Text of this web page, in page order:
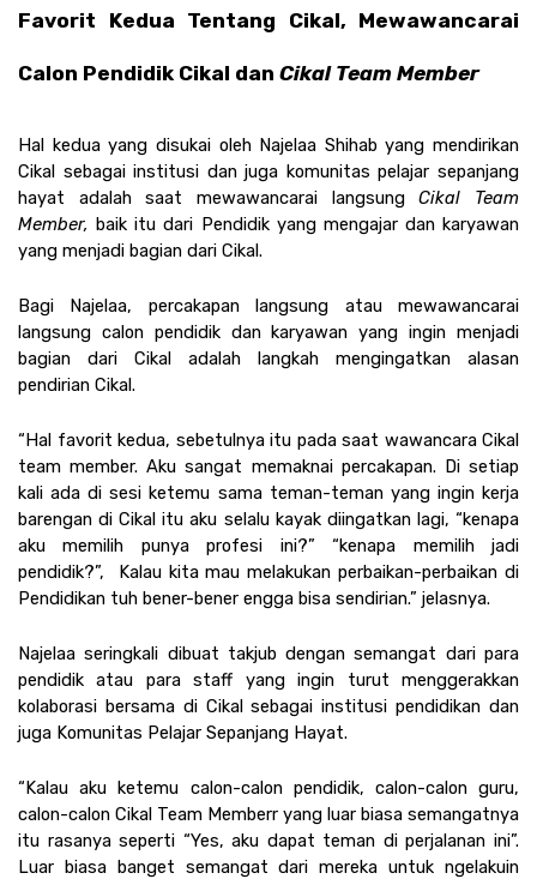
Favorit Kedua Tentang Cikal, Mewawancarai
Calon Pendidik Cikal dan Cikal Team Member
Hal kedua yang disukai oleh Najelaa Shihab yang mendirikan
Cikal sebagai institusi dan juga komunitas pelajar sepanjang
hayat adalah saat mewawancarai langsung Cikal Team
Member, baik itu dari Pendidik yang mengajar dan karyawan
yang menjadi bagian dari Cikal.
Bagi Najelaa, percakapan langsung atau mewawancarai
langsung calon pendidik dan karyawan yang ingin menjadi
bagian dari Cikal adalah langkah mengingatkan alasan
pendirian Cikal.
“Hal favorit kedua, sebetulnya itu pada saat wawancara Cikal
team member. Aku sangat memaknai percakapan. Di setiap
kali ada di sesi ketemu sama teman-teman yang ingin kerja
barengan di Cikal itu aku selalu kayak diingatkan lagi, “kenapa
aku memilih punya profesi ini?” “kenapa memilih jadi
pendidik?”,  Kalau kita mau melakukan perbaikan-perbaikan di
Pendidikan tuh bener-bener engga bisa sendirian.” jelasnya.
Najelaa seringkali dibuat takjub dengan semangat dari para
pendidik atau para staff yang ingin turut menggerakkan
kolaborasi bersama di Cikal sebagai institusi pendidikan dan
juga Komunitas Pelajar Sepanjang Hayat.
“Kalau aku ketemu calon-calon pendidik, calon-calon guru,
calon-calon Cikal Team Memberr yang luar biasa semangatnya
itu rasanya seperti “Yes, aku dapat teman di perjalanan ini”.
Luar biasa banget semangat dari mereka untuk ngelakuin